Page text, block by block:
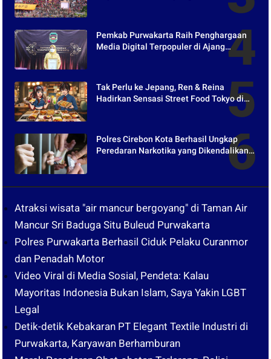
Pemkab Purwakarta Raih Penghargaan
Media Digital Terpopuler di Ajang
Tak Perlu ke Jepang, Ren & Reina
Hadirkan Sensasi Street Food Tokyo di
Polres Cirebon Kota Berhasil Ungkap
Peredaran Narkotika yang Dikendalikan
Atraksi wisata "air mancur bergoyang" di Taman Air
Mancur Sri Baduga Situ Buleud Purwakarta
Polres Purwakarta Berhasil Ciduk Pelaku Curanmor
dan Penadah Motor
Video Viral di Media Sosial, Pendeta: Kalau
Mayoritas Indonesia Bukan Islam, Saya Yakin LGBT
Legal
Detik-detik Kebakaran PT Elegant Textile Industri di
Purwakarta, Karyawan Berhamburan